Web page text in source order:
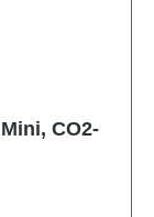
CO2-